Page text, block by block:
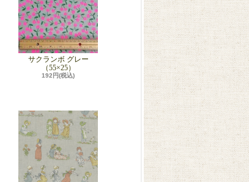
サクランボ グレー
（55×25）
192円(税込)